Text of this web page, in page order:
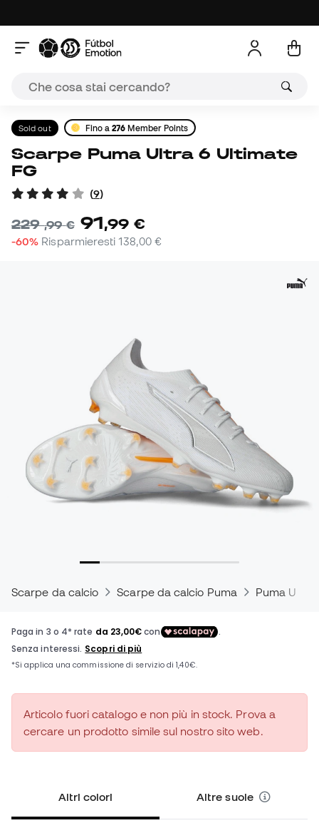
Sold out Fino a276 Member Points
Scarpe Puma Ultra 6 Ultimate
FG
(9)
229,99 € 91,99 €
-60% Risparmieresti138,00 €
Scarpe da calcio Scarpe da calcio Puma Puma Ultra
Articolo fuori catalogo e non più in stock. Prova a
cercare un prodotto simile sul nostro sito web.
Altri colori Altre suole